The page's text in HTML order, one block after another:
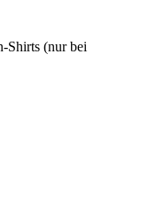
Shirts (nur bei